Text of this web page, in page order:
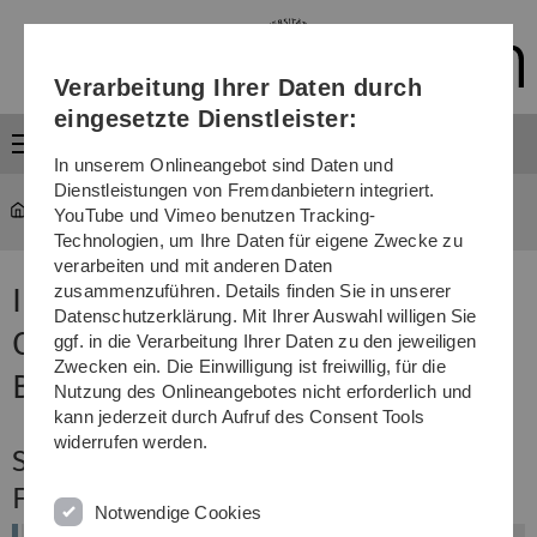
Direkt
Direkt
Direkt
(Sprache,
Drucken,
Media)
Direkt
Direkt
Studium Bewerbung und Immatrikulation
Immatrikulation
Chemieingenieurwesen -
Bachelor of Science (B. Sc.)
So bewerben Sie sich für das 1.
Fachsemester:
Verarbeitung Ihrer Daten durch
eingesetzte Dienstleister:
In unserem Onlineangebot sind Daten und
Dienstleistungen von Fremdanbietern integriert.
YouTube und Vimeo benutzen Tracking-
Technologien, um Ihre Daten für eigene Zwecke zu
verarbeiten und mit anderen Daten
zusammenzuführen. Details finden Sie in unserer
Datenschutzerklärung. Mit Ihrer Auswahl willigen Sie
ggf. in die Verarbeitung Ihrer Daten zu den jeweiligen
Zwecken ein. Die Einwilligung ist freiwillig, für die
Nutzung des Onlineangebotes nicht erforderlich und
kann jederzeit durch Aufruf des Consent Tools
widerrufen werden.
Notwendige Cookies